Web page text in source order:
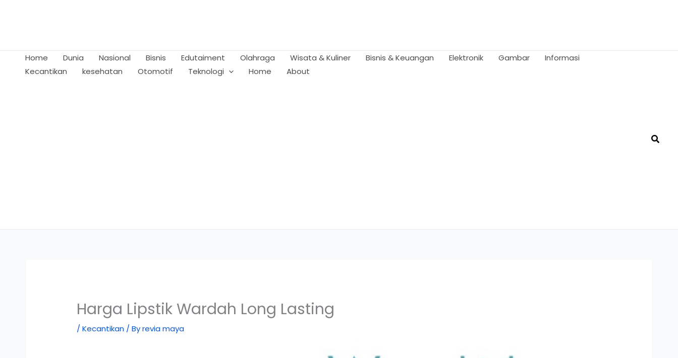
Home Dunia Nasional Bisnis Edutaiment Olahraga Wisata & Kuliner Bisnis & Keuangan Elektronik Gambar
Informasi
Kecantikan
kesehatan Otomotif Teknologi Home About
Harga Lipstik Wardah Long Lasting
/Kecantikan / Byrevia maya